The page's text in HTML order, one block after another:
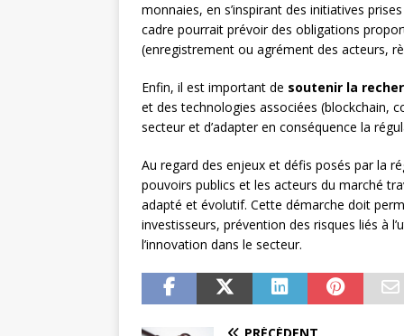
monnaies, en s’inspirant des initiatives
cadre pourrait prévoir des obligations
(enregistrement ou agrément des acteurs,
Enfin, il est important de soutenir la
et des technologies associées (blockchain,
secteur et d’adapter en conséquence la
Au regard des enjeux et défis posés par la
pouvoirs publics et les acteurs du marché
adapté et évolutif. Cette démarche doit
investisseurs, prévention des risques liés à
l’innovation dans le secteur.